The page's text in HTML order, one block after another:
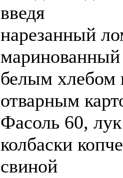
введя
нарезанный
белым хлебом
отварным
Фасоль 60,
колбаски
свиной